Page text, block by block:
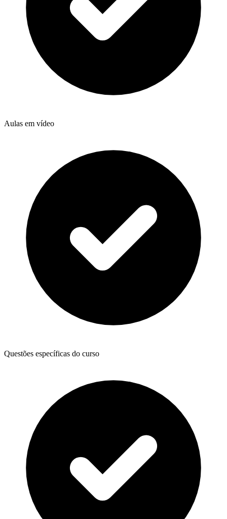
Aulas em vídeo
Questões específicas do curso